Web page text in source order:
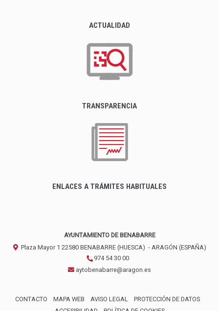
ACTUALIDAD
TRANSPARENCIA
ENLACES A TRÁMITES HABITUALES
AYUNTAMIENTO DE BENABARRE
Plaza Mayor 1 22580 BENABARRE (HUESCA) - ARAGÓN (ESPAÑA)
974 54 30 00
aytobenabarre@aragon.es
CONTACTO MAPA WEB AVISO LEGAL
PROTECCIÓN DE DATOS